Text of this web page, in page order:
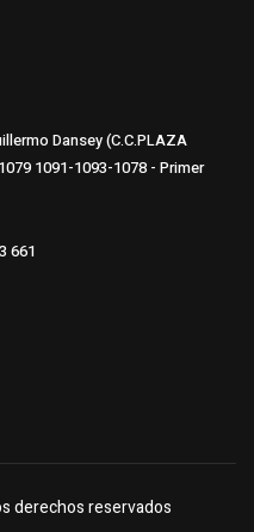
Dansey (C.C.PLAZA
1091-1093-1078 - Primer
661
derechos reservados